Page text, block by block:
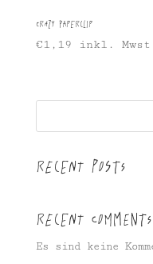
Crazy Paperclip
€1,19 inkl.
Recent Posts
Recent Comments
Es sind keine